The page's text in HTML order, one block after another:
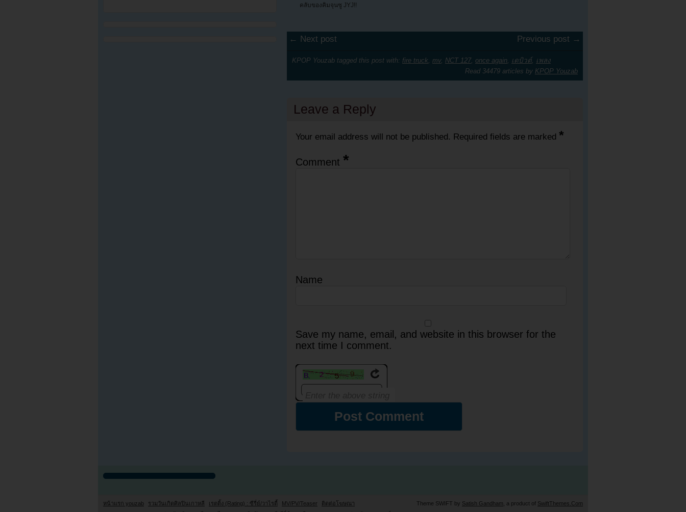
คลับของคิมจุนซู JYJ!!
← Next post Previous post →
KPOP Youzab tagged this post with: fire truck, mv, NCT 127, once again, เดบิวต์, เพลง
Read 34479 articles by KPOP Youzab
Leave a Reply
Your email address will not be published. Required fields are marked *
Comment *
Name
Save my name, email, and website in this browser for the
next time I comment.
หน้าแรก youzab รวมวันเกิดศิลปินเกาหลี เรตติ้ง (Rating) : ซีรี่ย์/วาไรตี้ MV/PV/Teaser ติดต่อโฆษณา Theme SWIFT by Satish Gandham , a product of SwiftThemes.Com